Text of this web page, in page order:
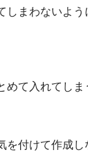
しまわないよう
めて入れてし
を付けて作成し